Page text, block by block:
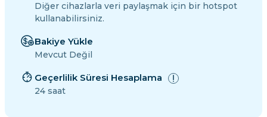
Diğer cihazlarla veri paylaşmak için bir hotspot
kullanabilirsiniz.
Bakiye Yükle
Mevcut Değil
Geçerlilik Süresi Hesaplama
24 saat